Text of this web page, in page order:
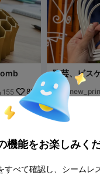
155 83
陶芸、ビス
アーチカッタ
機能をお楽しみく
すべて確認し、シームレ